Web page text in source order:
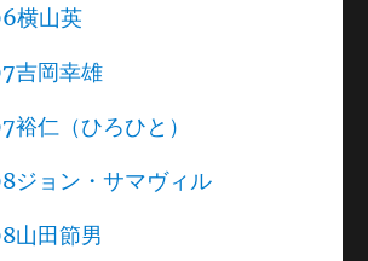
横山英
吉岡幸雄
裕仁（ひろひと）
ジョン・サマヴィル
山田節男